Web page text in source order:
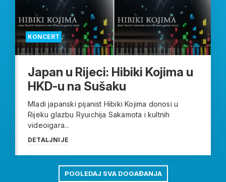
KONCERT
Japan u Rijeci: Hibiki Kojima u
HKD-u na Sušaku
Mladi japanski pijanist Hibiki Kojima donosi u
Rijeku glazbu Ryuichija Sakamota i kultnih
videoigara...
DETALJNIJE
POGLEDAJ SVA DOGAĐANJA